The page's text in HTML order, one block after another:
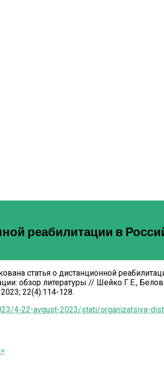
реабилитации в
статья о дистанционной
обзор литературы // Шейко Г.Е.,
22(4):114-128.
4-22-avgust-2023/stati/organizatsiya-